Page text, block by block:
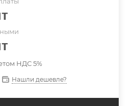
НДС 5%
Нашли дешевле?